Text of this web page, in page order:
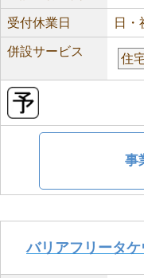
受付休業日 日・
併設サービス
住
事
バリアフリータケ